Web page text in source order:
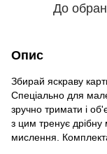
До
Опис
Збирай яскраву
Спеціально для
зручно тримати і
з цим тренує дрібну
мислення.